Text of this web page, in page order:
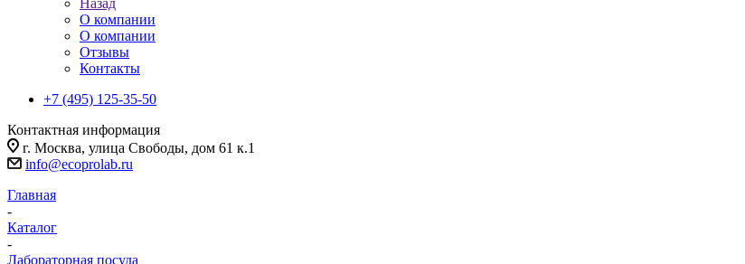
Назад
О компании
О компании
Отзывы
Контакты
+7 (495) 125-35-50
Контактная информация
г. Москва, улица Свободы, дом 61 к.1
info@ecoprolab.ru
Главная
-
Каталог
-
Лабораторная посуда